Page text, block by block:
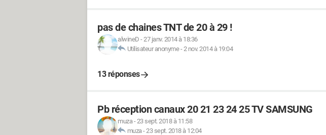
pas de chaines TNT de 20 à 29 !
alwineD -27 janv. 2014 à 18:36
Utilisateur anonyme-2 nov. 2014 à 19:04
13 réponses
Pb réception canaux 20 21 23 24 25 TV SAMSUNG
muza-23 sept. 2018 à 11:58
muza-23 sept. 2018 à 12:04